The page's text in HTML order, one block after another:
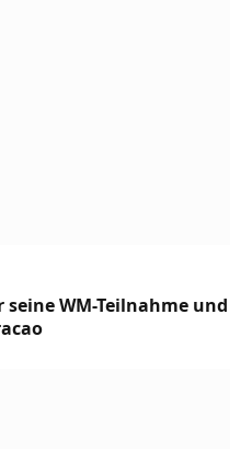
WM-Teilnahme und